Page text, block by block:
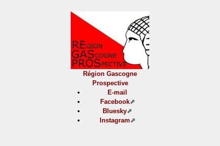
Région Gascogne
Prospective
E-mail
Facebook
Bluesky
Instagram